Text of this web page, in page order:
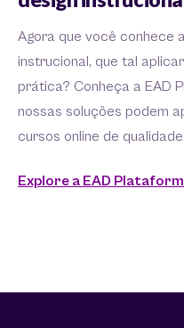
Agora que você conhece
instrucional, que tal
prática? Conheça a EAD
nossas soluções podem
cursos online de qualidade.
Explore a EAD